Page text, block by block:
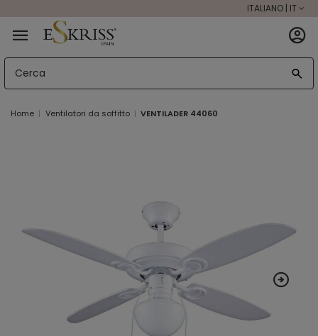
ITALIANO | IT
Home Ventilatori da soffitto VENTILADER 44060